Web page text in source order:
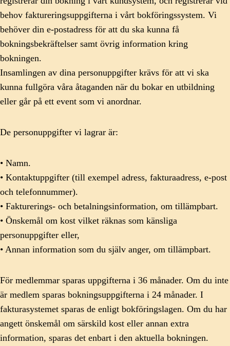
behov faktureringsuppgifterna i vårt bokföringssystem. Vi
behöver din e-postadress för att du ska kunna få
bokningsbekräftelser samt övrig information kring
bokningen.
Insamlingen av dina personuppgifter krävs för att vi ska
kunna fullgöra våra åtaganden när du bokar en utbildning
eller går på ett event som vi anordnar.
De personuppgifter vi lagrar är:
• Namn.
• Kontaktuppgifter (till exempel adress, fakturaadress, e-post
och telefonnummer).
• Fakturerings- och betalningsinformation, om tillämpbart.
• Önskemål om kost vilket räknas som känsliga
personuppgifter eller,
• Annan information som du själv anger, om tillämpbart.
För medlemmar sparas uppgifterna i 36 månader. Om du inte
är medlem sparas bokningsuppgifterna i 24 månader. I
fakturasystemet sparas de enligt bokföringslagen. Om du har
angett önskemål om särskild kost eller annan extra
information, sparas det enbart i den aktuella bokningen.